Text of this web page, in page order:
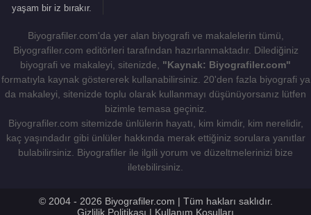
yaşam bir iz bırakır.
Biyografiler.com'da yer alan biyografi ve makalelerin tümü,
Biyografiler.com editörleri tarafından hazırlanmaktadır. Dilediğiniz
biyografi ve makaleyi, sitenizde, "Kaynak: Biyografiler.com"
formatıyla kaynak göstererek kullanabilirsiniz. 20'den fazla biyografi ya
da makaleyi, sitenizde toplu olarak kullanmayı düşünüyorsanız lütfen
bizimle temasa geçiniz.
Biyografiler.com sitemizde ünlülerin hayatı, kim kimdir, kim nerelidir,
kaç yaşındadır gibi ünlüler hakkında merak ettiğiniz sorulara yanıtlar
bulabilirsiniz. Biyografiler ile ilgili yorum ve düzeltmelerinizi bize
iletebilirsiniz.
© 2004 - 2026 Biyografiler.com | Tüm hakları saklıdır.
Gizlilik Politikası | Kullanım Koşulları